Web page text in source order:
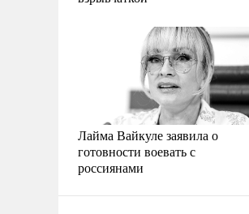
Лайма Вайкуле заявила о
готовности воевать с
россиянами